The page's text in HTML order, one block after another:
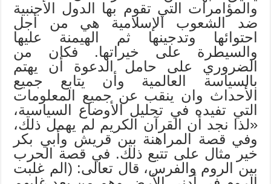
والمؤامرات التي تقوم بها الدول الأجنبية
ضد الشعوب الإسلامية هي من أجل
احتوائها وتدجينها ثم الهيمنة عليها
والسيطرة على خيراتها. فكان من
الضروري على حامل الدعوة أن يهتم
بالسياسة العالمية وأن يتابع جميع
الأحداث وان ينقب عن جميع المعلومات
التي تفيده في تحليل الأوضاع السياسية،
«لذا نجد أن القرآن الكريم لم يهمل ذلك،
وفي قصة المراهنة بين قريش وأبي بكر
خير مثال على تتبع ذلك. في قصة الحرب
بين الروم والفرس، قال تعالى: (الم غلبت